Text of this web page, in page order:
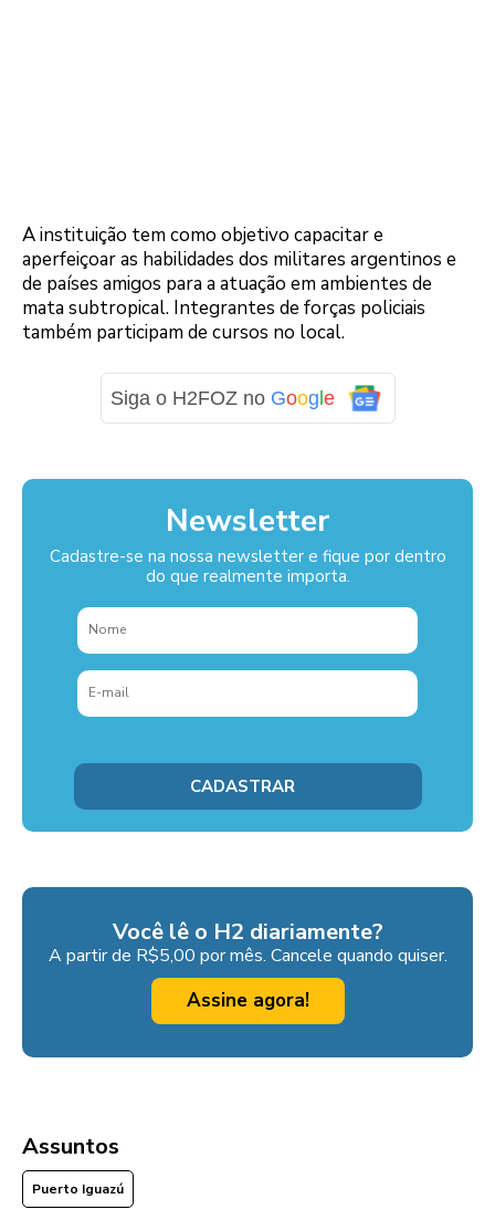
A instituição tem como objetivo capacitar e
aperfeiçoar as habilidades dos militares argentinos e
de países amigos para a atuação em ambientes de
mata subtropical. Integrantes de forças policiais
também participam de cursos no local.
Siga o H2FOZ no Goog e
Newsletter
Cadastre-se na nossa newsletter e fique por dentro
do que realmente importa.
Você lê o H2 diariamente?
A partir de R$5,00 por mês. Cancele quando quiser.
Assine agora!
Assuntos
Puerto Iguazú